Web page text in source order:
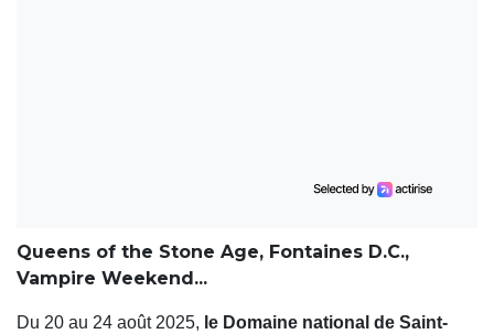
Queens of the Stone Age, Fontaines D.C.,
Vampire Weekend...
Du 20 au 24 août 2025, le Domaine national de Saint-